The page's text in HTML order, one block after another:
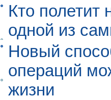
Кто полетит
одной из
Новый
операций
жизни